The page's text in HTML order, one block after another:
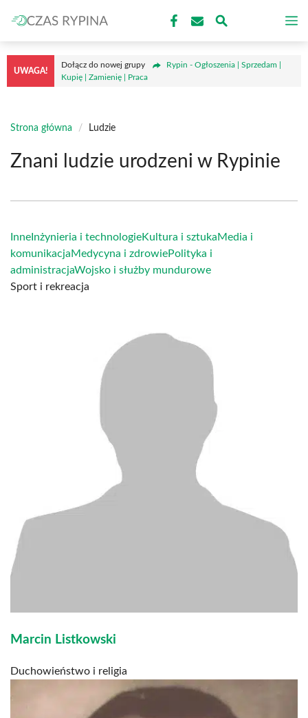
do
treści
UWAGA!
Dołącz do nowej grupy
Rypin - Ogłoszenia | Sprzedam |
Kupię | Zamienię | Praca
Strona główna / Ludzie
Znani ludzie urodzeni w Rypinie
Inne Inżynieria i technologieKultura i sztukaMedia i
komunikacjaMedycyna i zdrowiePolityka i
administracjaWojsko i służby mundurowe
Sport i rekreacja
Marcin Listkowski
Duchowieństwo i religia